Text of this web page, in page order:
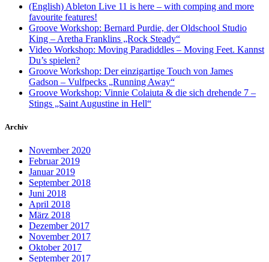
(English) Ableton Live 11 is here – with comping and more
favourite features!
Groove Workshop: Bernard Purdie, der Oldschool Studio
King – Aretha Franklins „Rock Steady“
Video Workshop: Moving Paradiddles – Moving Feet. Kannst
Du’s spielen?
Groove Workshop: Der einzigartige Touch von James
Gadson – Vulfpecks „Running Away“
Groove Workshop: Vinnie Colaiuta & die sich drehende 7 –
Stings „Saint Augustine in Hell“
Archiv
November 2020
Februar 2019
Januar 2019
September 2018
Juni 2018
April 2018
März 2018
Dezember 2017
November 2017
Oktober 2017
September 2017